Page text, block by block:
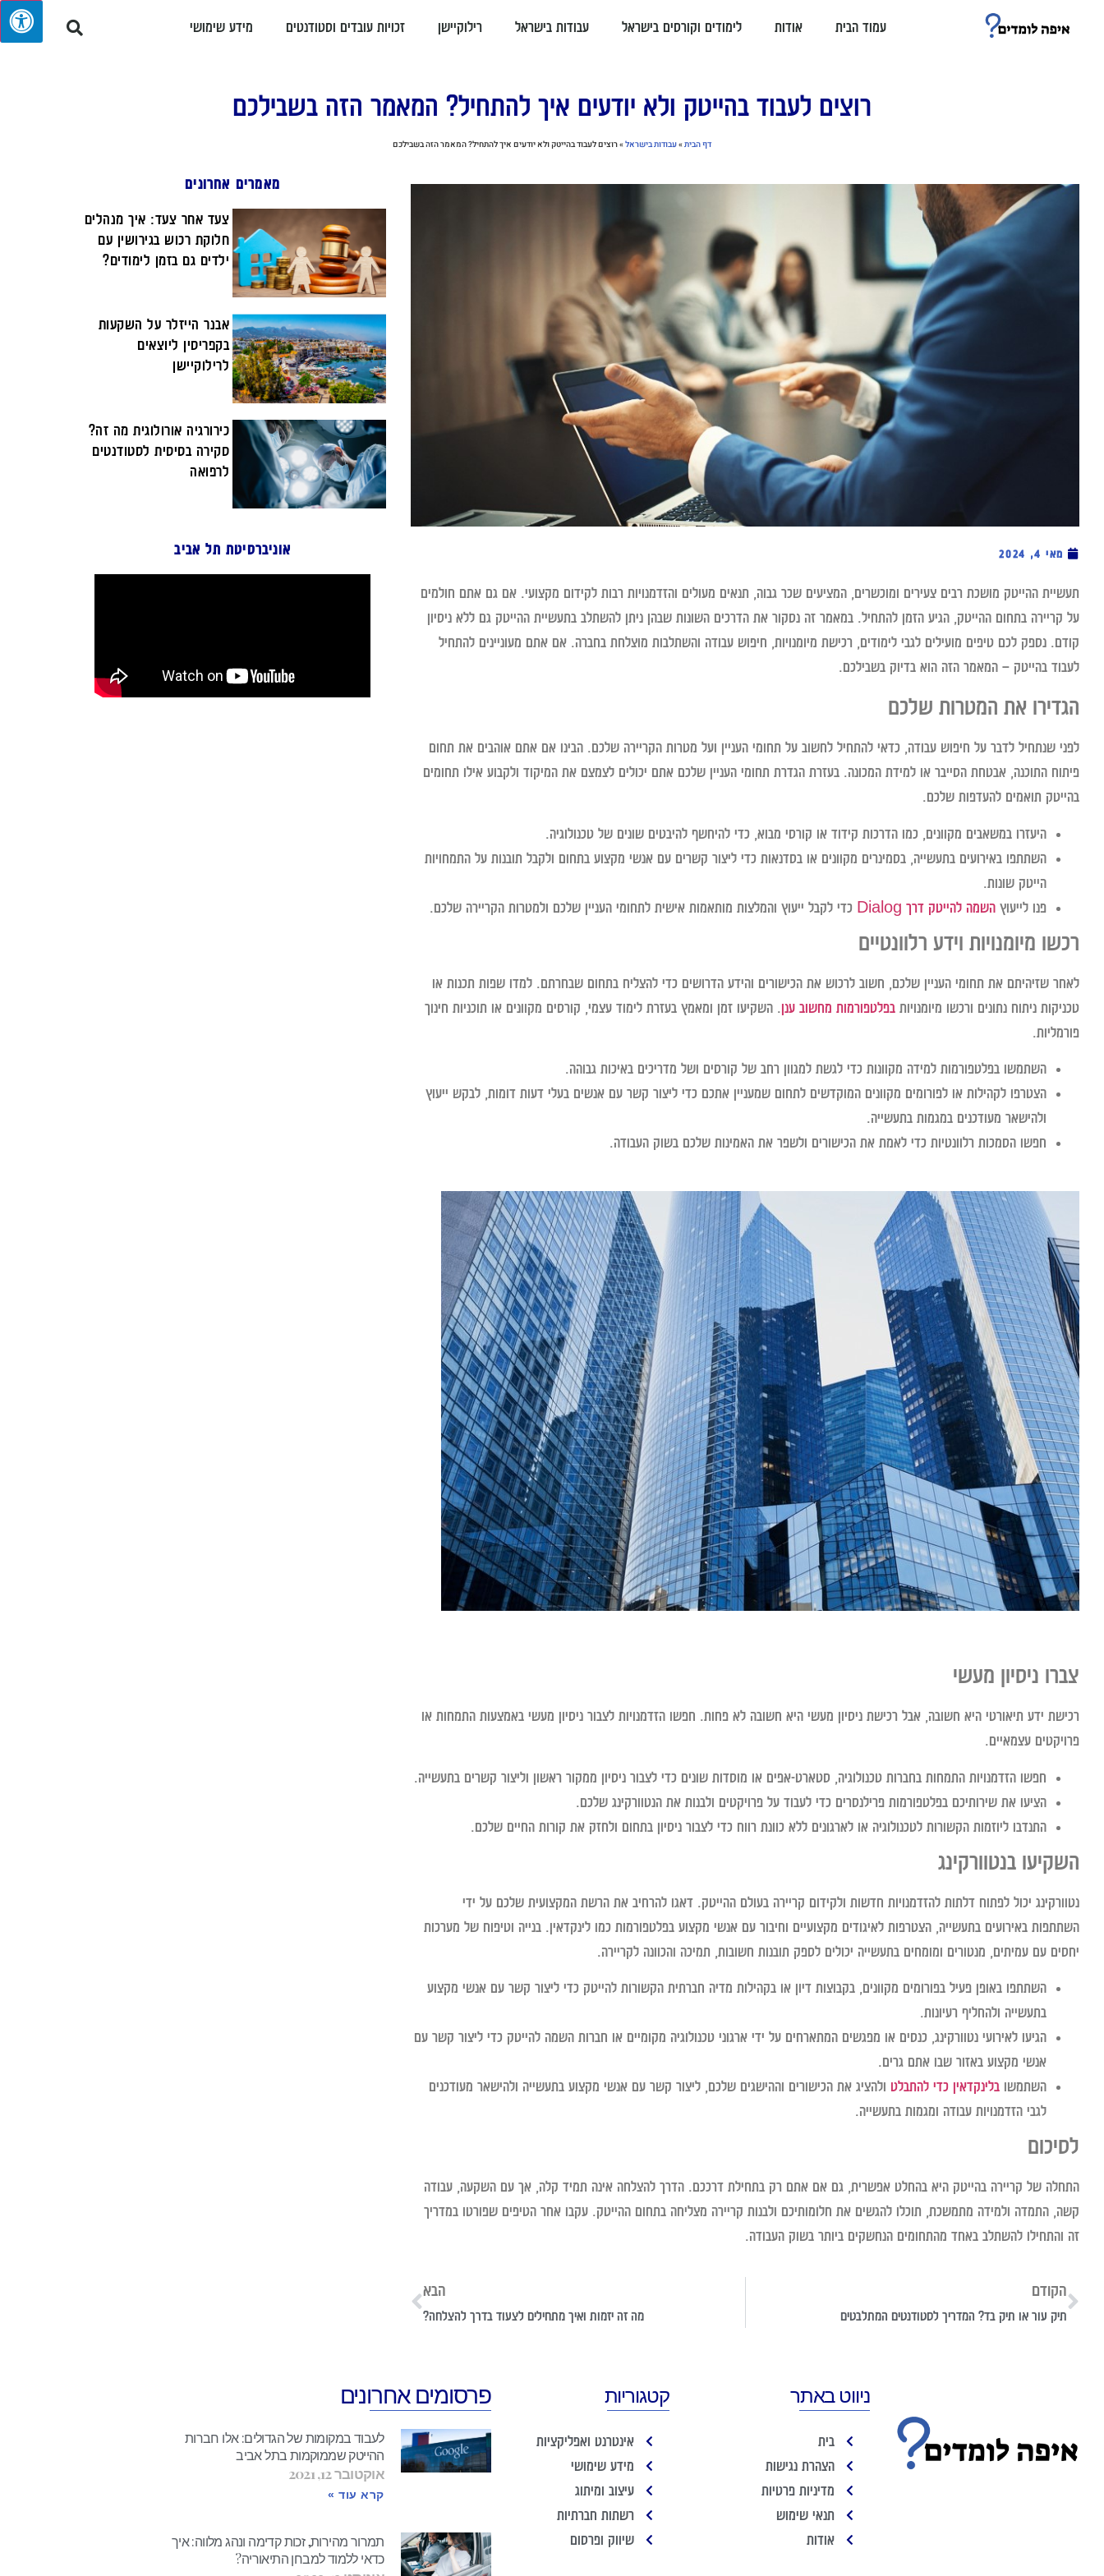
עמוד הבית אודות לימודים וקורסים בישראל עבודות בישראל רילוקיישן זכויות עובדים וסטודנטים מידע שימושי
רוצים לעבוד בהייטק ולא יודעים איך להתחיל? המאמר הזה בשבילכם
דף הבית»עבודות בישראל»רוצים לעבוד בהייטק ולא יודעים איך להתחיל? המאמר הזה בשבילכם
מאי 4, 2024
תעשיית ההייטק מושכת רבים צעירים ומוכשרים, המציעים שכר גבוה, תנאים מעולים והזדמנויות רבות לקידום מקצועי. אם גם אתם חולמים
על קריירה בתחום ההייטק, הגיע הזמן להתחיל. במאמר זה נסקור את הדרכים השונות שבהן ניתן להשתלב בתעשיית ההייטק גם ללא ניסיון
קודם. נספק לכם טיפים מועילים לגבי לימודים, רכישת מיומנויות, חיפוש עבודה והשתלבות מוצלחת בחברה. אם אתם מעוניינים להתחיל
לעבוד בהייטק – המאמר הזה הוא בדיוק בשבילכם.
הגדירו את המטרות שלכם
לפני שנתחיל לדבר על חיפוש עבודה, כדאי להתחיל לחשוב על תחומי העניין ועל מטרות הקריירה שלכם. הבינו אם אתם אוהבים את תחום
פיתוח התוכנה, אבטחת הסייבר או למידת המכונה. בעזרת הגדרת תחומי העניין שלכם אתם יכולים לצמצם את המיקוד ולקבוע אילו תחומים
בהייטק תואמים להעדפות שלכם.
היעזרו במשאבים מקוונים, כמו הדרכות קידוד או קורסי מבוא, כדי להיחשף להיבטים שונים של טכנולוגיה.
השתתפו באירועים בתעשייה, בסמינרים מקוונים או בסדנאות כדי ליצור קשרים עם אנשי מקצוע בתחום ולקבל תובנות על התמחויות
הייטק שונות.
פנו לייעוץ השמה להייטק דרך Dialog כדי לקבל ייעוץ והמלצות מותאמות אישית לתחומי העניין שלכם ולמטרות הקריירה שלכם.
רכשו מיומנויות וידע רלוונטיים
לאחר שזיהיתם את תחומי העניין שלכם, חשוב לרכוש את הכישורים והידע הדרושים כדי להצליח בתחום שבחרתם. למדו שפות תכנות או
טכניקות ניתוח נתונים ורכשו מיומנויות בפלטפורמות מחשוב ענן. השקיעו זמן ומאמץ בעזרת לימוד עצמי, קורסים מקוונים או תוכניות חינוך
פורמליות.
השתמשו בפלטפורמות למידה מקוונות כדי לגשת למגוון רחב של קורסים ושל מדריכים באיכות גבוהה.
הצטרפו לקהילות או לפורומים מקוונים המוקדשים לתחום שמעניין אתכם כדי ליצור קשר עם אנשים בעלי דעות דומות, לבקש ייעוץ
ולהישאר מעודכנים במגמות בתעשייה.
חפשו הסמכות רלוונטיות כדי לאמת את הכישורים ולשפר את האמינות שלכם בשוק העבודה.
צברו ניסיון מעשי
רכישת ידע תיאורטי היא חשובה, אבל רכישת ניסיון מעשי היא חשובה לא פחות. חפשו הזדמנויות לצבור ניסיון מעשי באמצעות התמחות או
פרויקטים עצמאיים.
חפשו הזדמנויות התמחות בחברות טכנולוגיה, סטארט-אפים או מוסדות שונים כדי לצבור ניסיון ממקור ראשון וליצור קשרים בתעשייה.
הציעו את שירותיכם בפלטפורמות פרילנסרים כדי לעבוד על פרויקטים ולבנות את הנטוורקינג שלכם.
התנדבו ליוזמות הקשורות לטכנולוגיה או לארגונים ללא כוונת רווח כדי לצבור ניסיון בתחום ולחזק את קורות החיים שלכם.
השקיעו בנטוורקינג
נטוורקינג יכול לפתוח דלתות להזדמנויות חדשות ולקידום קריירה בעולם ההייטק. דאגו להרחיב את הרשת המקצועית שלכם על ידי
השתתפות באירועים בתעשייה, הצטרפות לאיגודים מקצועיים וחיבור עם אנשי מקצוע בפלטפורמות כמו לינקדאין. בנייה וטיפוח של מערכות
יחסים עם עמיתים, מנטורים ומומחים בתעשייה יכולים לספק תובנות חשובות, תמיכה והכוונה לקריירה.
השתתפו באופן פעיל בפורומים מקוונים, בקבוצות דיון או בקהילות מדיה חברתית הקשורות להייטק כדי ליצור קשר עם אנשי מקצוע
בתעשייה ולהחליף רעיונות.
הגיעו לאירועי נטוורקינג, כנסים או מפגשים המתארחים על ידי ארגוני טכנולוגיה מקומיים או חברות השמה להייטק כדי ליצור קשר עם
אנשי מקצוע באזור שבו אתם גרים.
השתמשו בלינקדאין כדי להתבלט ולהציג את הכישורים וההישגים שלכם, ליצור קשר עם אנשי מקצוע בתעשייה ולהישאר מעודכנים
לגבי הזדמנויות עבודה ומגמות בתעשייה.
לסיכום
התחלה של קריירה בהייטק היא בהחלט אפשרית, גם אם אתם רק בתחילת דרככם. הדרך להצלחה אינה תמיד קלה, אך עם השקעה, עבודה
קשה, התמדה ולמידה מתמשכת, תוכלו להגשים את חלומותיכם ולבנות קריירה מצליחה בתחום ההייטק. עקבו אחר הטיפים שפורטו במדריך
זה והתחילו להשתלב באחד מהתחומים הנחשקים ביותר בשוק העבודה.
הקודם
תיק עור או תיק בד? המדריך לסטודנטים המתלבטים
הבא
מה זה יזמות ואיך מתחילים לצעוד בדרך להצלחה?
מאמרים אחרונים
צעד אחר צעד: איך מנהלים
חלוקת רכוש בגירושין עם
ילדים גם בזמן לימודים?
אבנר הייזלר על השקעות
בקפריסין ליוצאים
לרילוקיישן
כירורגיה אורולוגית מה זה?
סקירה בסיסית לסטודנטים
לרפואה
אוניברסיטת תל אביב
ניווט באתר
בית
הצהרת נגישות
מדיניות פרטיות
תנאי שימוש
אודות
קטגוריות
אינטרנט ואפליקציות
מידע שימושי
עיצוב ומיתוג
רשתות חברתיות
שיווק ופרסום
פרסומים אחרונים
לעבוד במקומות של הגדולים: אלו חברות
ההייטק שממוקמות בתל אביב
אוקטובר 12, 2021
קרא עוד »
תמרור מהירות, זכות קדימה ונהג מלווה: איך
כדאי ללמוד למבחן התיאוריה?